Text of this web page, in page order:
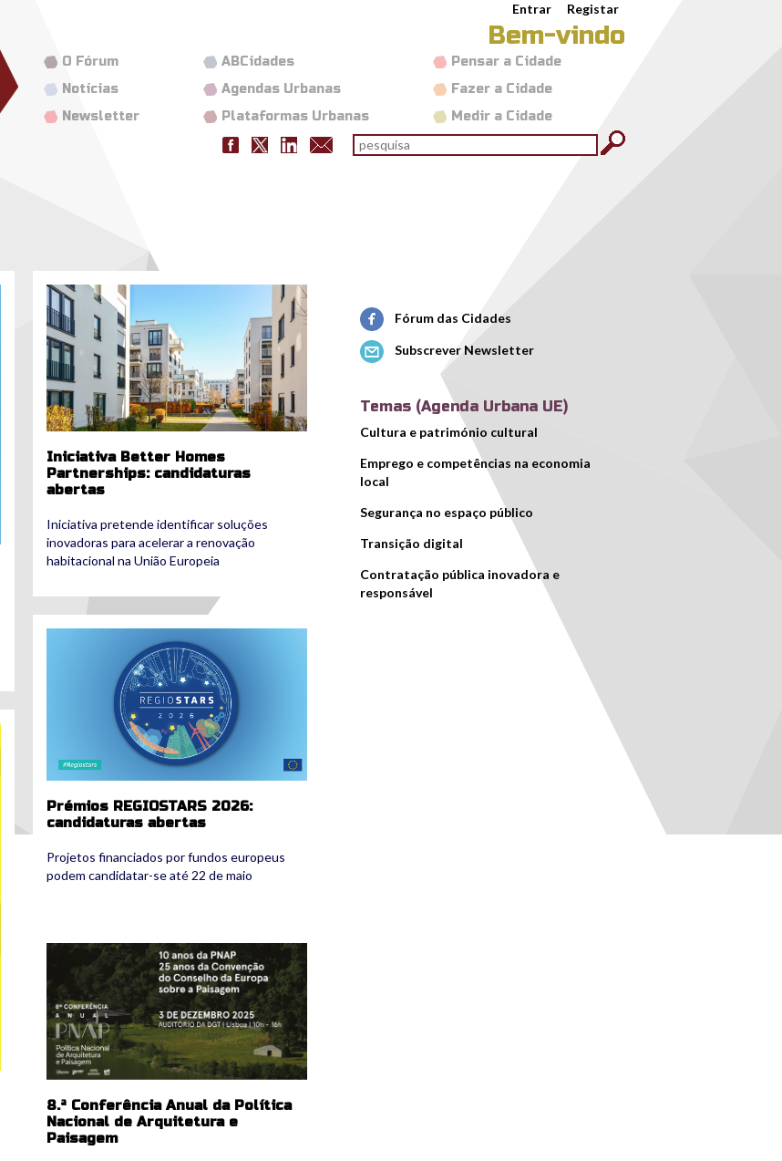
Entrar Registar
Bem-vindo
Pensar a Cidade
Fazer a Cidade
Medir a Cidade
ABCidades
Agendas Urbanas
Plataformas Urbanas
O Fórum
Notícias
Newsletter
Formulário de pesquisa
pesquisar
better-homes-partnerships-call-for-expressions-of-interest-launched-1024x576.png
Iniciativa Better Homes
Partnerships: candidaturas
abertas
Iniciativa pretende identificar soluções
inovadoras para acelerar a renovação
habitacional na União Europeia
Prémios REGIOSTARS 2026:
candidaturas abertas
Projetos financiados por fundos europeus
podem candidatar-se até 22 de maio
8confpnap_2025_facebook.jpg
8.ª Conferência Anual da Política
Nacional de Arquitetura e
Paisagem
Fórum das Cidades
Subscrever Newsletter
Temas (Agenda Urbana UE)
Cultura e património cultural
Emprego e competências na economia
local
Segurança no espaço público
Transição digital
Contratação pública inovadora e
responsável